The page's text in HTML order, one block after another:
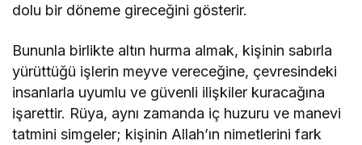
dolu bir döneme gireceğini gösterir.
Bununla birlikte altın hurma almak, kişinin sabırla
yürüttüğü işlerin meyve vereceğine, çevresindeki
insanlarla uyumlu ve güvenli ilişkiler kuracağına
işarettir. Rüya, aynı zamanda iç huzuru ve manevi
tatmini simgeler; kişinin Allah’ın nimetlerini fark